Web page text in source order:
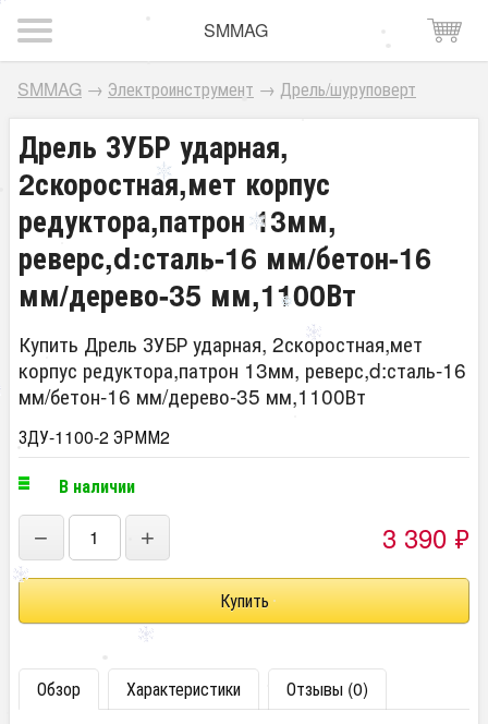
SMMAG
SMMAG → Электроинструмент → Дрель/шуруповерт
Дрель ЗУБР ударная,
2скоростная,мет корпус
редуктора,патрон 13мм,
реверс,d:сталь-16 мм/бетон-16
мм/дерево-35 мм,1100Вт
Купить Дрель ЗУБР ударная, 2скоростная,мет
корпус редуктора,патрон 13мм, реверс,d:сталь-16
мм/бетон-16 мм/дерево-35 мм,1100Вт
ЗДУ-1100-2 ЭРММ2
В наличии
− + 3 390 ₽
Обзор Характеристики
Отзывы (0)